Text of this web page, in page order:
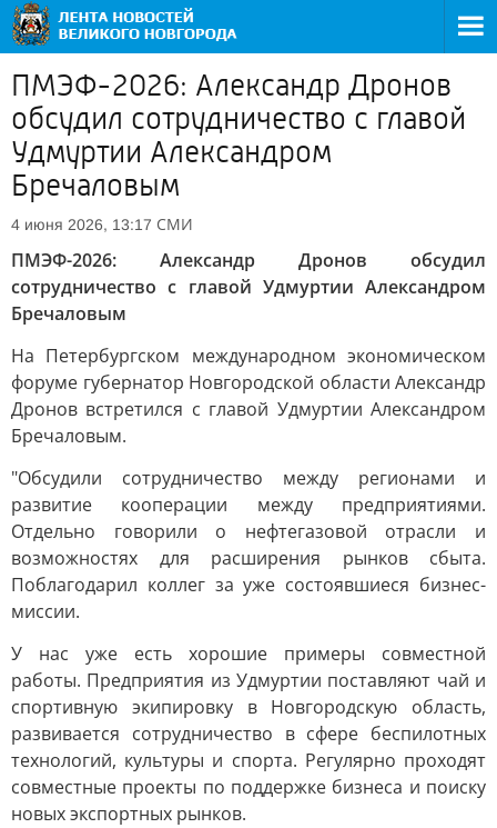
ПМЭФ-2026: Александр Дронов
обсудил сотрудничество с главой
Удмуртии Александром
Бречаловым
4 июня 2026, 13:17 СМИ
ПМЭФ-2026: Александр Дронов обсудил
сотрудничество с главой Удмуртии Александром
Бречаловым
На Петербургском международном экономическом
форуме губернатор Новгородской области Александр
Дронов встретился с главой Удмуртии Александром
Бречаловым.
"Обсудили сотрудничество между регионами и
развитие кооперации между предприятиями.
Отдельно говорили о нефтегазовой отрасли и
возможностях для расширения рынков сбыта.
Поблагодарил коллег за уже состоявшиеся бизнес-
миссии.
У нас уже есть хорошие примеры совместной
работы. Предприятия из Удмуртии поставляют чай и
спортивную экипировку в Новгородскую область,
развивается сотрудничество в сфере беспилотных
технологий, культуры и спорта. Регулярно проходят
совместные проекты по поддержке бизнеса и поиску
новых экспортных рынков.